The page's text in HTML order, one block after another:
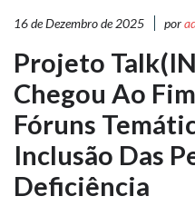
16 de Dezembro de 2025 por
Projeto
Chegou Ao
Fóruns
Inclusão Das
Deficiência